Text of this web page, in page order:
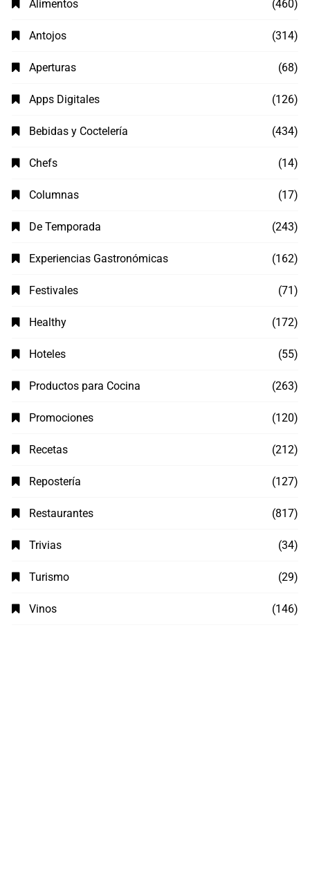
Alimentos (460)
Antojos (314)
Aperturas (68)
Apps Digitales (126)
Bebidas y Coctelería (434)
Chefs (14)
Columnas (17)
De Temporada (243)
Experiencias Gastronómicas (162)
Festivales (71)
Healthy (172)
Hoteles (55)
Productos para Cocina (263)
Promociones (120)
Recetas (212)
Repostería (127)
Restaurantes (817)
Trivias (34)
Turismo (29)
Vinos (146)